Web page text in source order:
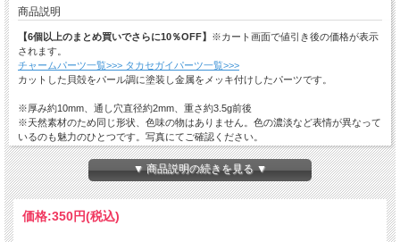
商品説明
【6個以上のまとめ買いでさらに10％OFF】 ※カート画面で値引き後の価格が表示
されます。
チャームパーツ一覧>>> タカセガイパーツ一覧>>>
カットした貝殻をパール調に塗装し金属をメッキ付けしたパーツです。
※厚み約10mm、通し穴直径約2mm、重さ約3.5g前後
※天然素材のため同じ形状、色味の物はありません。色の濃淡など表情が異なって
いるのも魅力のひとつです。写真にてご確認ください。
※入荷時期によって色・形・大きさが異なる場合がございます。
※若干の傷やへこみ、くすみがある場合がございます。
※模様や色味については当店のお任せになります。
※モニターの関係や撮影時による光加減で、実物と画像の色合いが異なる場合があ
ります。
▼ 商品説明の続きを見る ▼
価格:350円(税込)